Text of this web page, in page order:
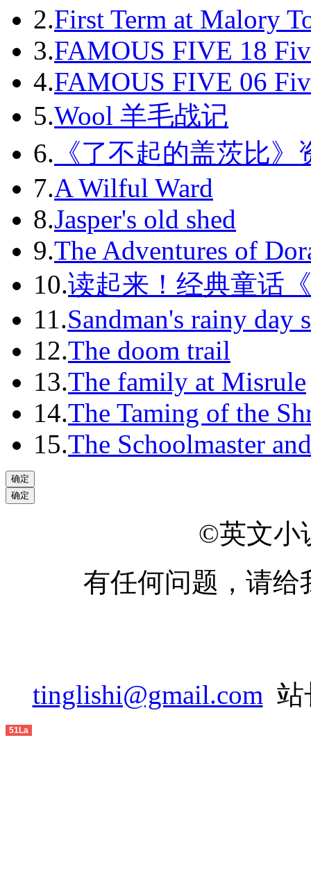
2.First Term at Malory
3.FAMOUS FIVE 18
4.FAMOUS FIVE 06
5.Wool 羊毛战记
6. 《了不起的盖茨比》
7.A Wilful Ward
8.Jasper's old shed
9.The Adventures of
10.读起来！经典童话
11.Sandman's rainy day
12.The doom trail
13.The family at Misrule
14.The Taming of the
15.The Schoolmaster
©英文小
有任何问题，请给
tinglishi@gmail.com 站
51La